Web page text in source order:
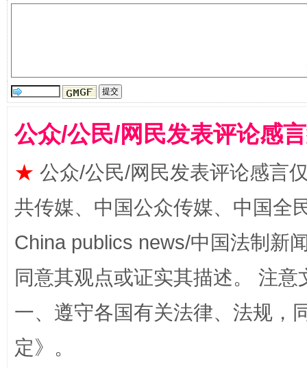
全民健身五年计划来了！等你上场
阿坝州三大球赛在茂县开幕 规模
公众/公民/网民发表评论感
★ 公众/公民/网民发表评论感言
共传媒、中国公众传媒、中国全
China publics news/中国法制新
同意其观点或证实其描述。 注
一、遵守各国有关法律、法规，
定》。